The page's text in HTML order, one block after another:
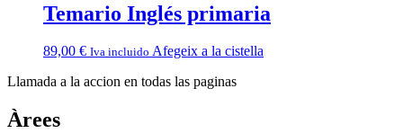
Temario Inglés primaria
89,00 € Iva incluido Afegeix a la cistella
Llamada a la accion en todas las paginas
Àrees